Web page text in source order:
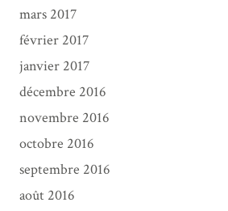
mars 2017
février 2017
janvier 2017
décembre 2016
novembre 2016
octobre 2016
septembre 2016
août 2016